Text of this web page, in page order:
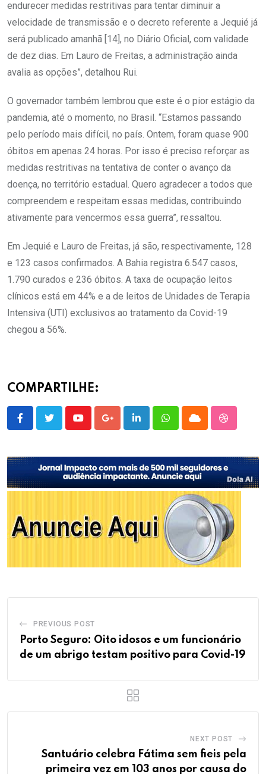
endurecer medidas restritivas para tentar diminuir a
velocidade de transmissão e o decreto referente a Jequié já
será publicado amanhã [14], no Diário Oficial, com validade
de dez dias. Em Lauro de Freitas, a administração ainda
avalia as opções”, detalhou Rui.
O governador também lembrou que este é o pior estágio da
pandemia, até o momento, no Brasil. “Estamos passando
pelo período mais difícil, no país. Ontem, foram quase 900
óbitos em apenas 24 horas. Por isso é preciso reforçar as
medidas restritivas na tentativa de conter o avanço da
doença, no território estadual. Quero agradecer a todos que
compreendem e respeitam essas medidas, contribuindo
ativamente para vencermos essa guerra”, ressaltou.
Em Jequié e Lauro de Freitas, já são, respectivamente, 128
e 123 casos confirmados. A Bahia registra 6.547 casos,
1.790 curados e 236 óbitos. A taxa de ocupação leitos
clínicos está em 44% e a de leitos de Unidades de Terapia
Intensiva (UTI) exclusivos ao tratamento da Covid-19
chegou a 56%.
COMPARTILHE:
YoutubeGoogle+LinkedInWhatsappCloud
PREVIOUS POST
Porto Seguro: Oito idosos e um funcionário
de um abrigo testam positivo para Covid-19
NEXT POST
Santuário celebra Fátima sem fieis pela
primeira vez em 103 anos por causa do